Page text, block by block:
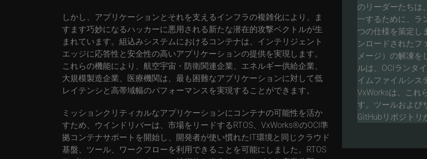
しかし、アプリケーションとそれを支えるインフラの複雑化により、ま
すます巧妙になるハッカーに悪用される新たな潜在的攻撃ベクトルが生
まれています。組込みシステムにおけるコンテナは、インテリジェント
エッジに応答性と安全性の高いアプリケーションの提供を実現します。
これらの機能により、航空宇宙・防衛関連企業、エネルギー供給企業、
大規模製造企業、医療機関は、最も困難なアプリケーションに対して低
レイテンシと高帯域幅のパフォーマンスを実現することができます。
ミッションクリティカルなアプリケーションにコンテナの可能性を活か
すため、ウインドリバーは、市場をリードするRTOS、VxWorks®のOCI準
拠コンテナサポートを開始し、開発者が使い慣れたIT環境と同じクラウド
基盤、ツール、ワークフローを利用できることを可能にしました。RTOS
のリーダーたちは
一するために、ラ
つの仕様を策定し
ンロードされたフ
メージ）の解凍を
ルは、OCIランタ
イムファイルシス
VxWorksは、これ
す。ツールおよび
GitHubリポジトリ